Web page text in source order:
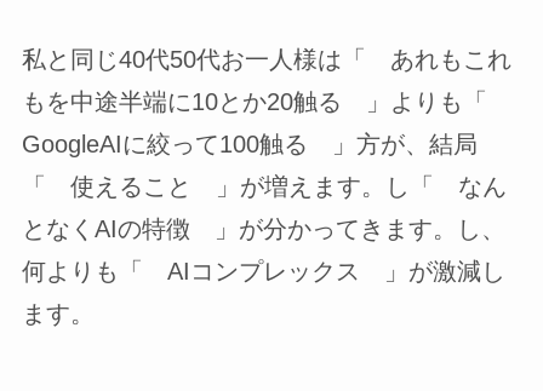
私と同じ40代50代お一人様は「 あれもこれ
もを中途半端に10とか20触る 」よりも「
GoogleAIに絞って100触る 」方が、結局
「 使えること 」が増えます。し「 なん
となくAIの特徴 」が分かってきます。し、
何よりも「 AIコンプレックス 」が激減し
ます。